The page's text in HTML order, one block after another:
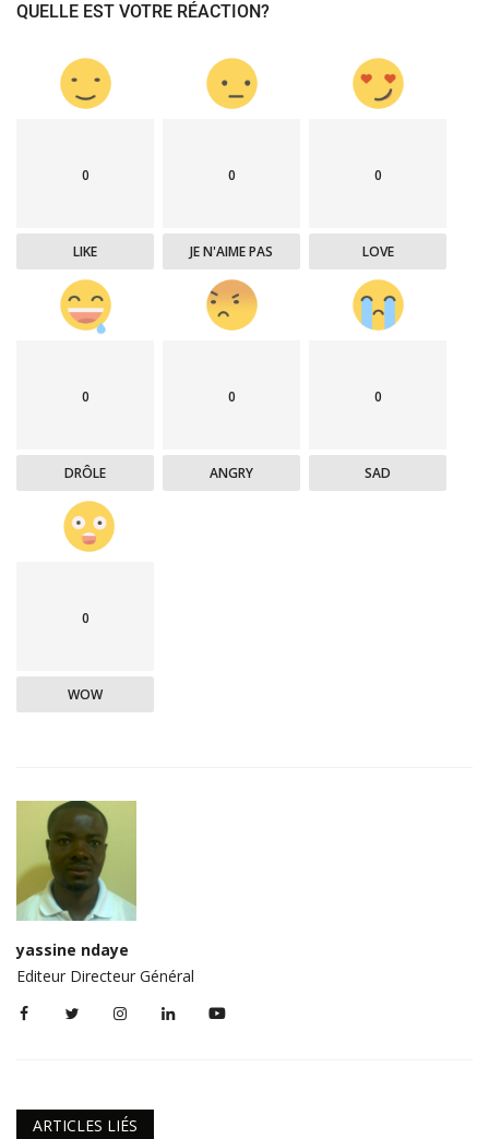
QUELLE EST VOTRE RÉACTION?
0
LIKE
0
JE N'AIME PAS
0
LOVE
0
DRÔLE
0
ANGRY
0
SAD
0
WOW
yassine ndaye
Editeur Directeur Général
ARTICLES LIÉS